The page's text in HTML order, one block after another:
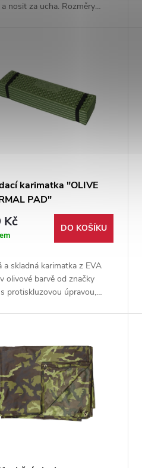
nosit za ucha. Rozměry
karimatka "OLIVE
PAD"
Kč DO KOŠÍKU
a skladná karimatka z EVA
olivové barvě od značky
protiskluzovou úpravou,